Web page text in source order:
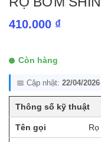
410.000 ₫
Còn hàng
📅 Cập nhật: 22/04/2026
Thông số kỹ thuật
Tên gọi